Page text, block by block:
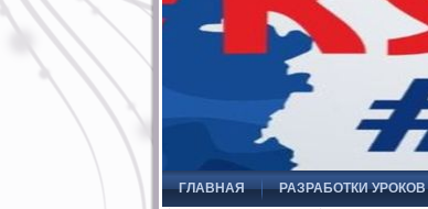
ГЛАВНАЯ РАЗРАБОТКИ УРОКОВ